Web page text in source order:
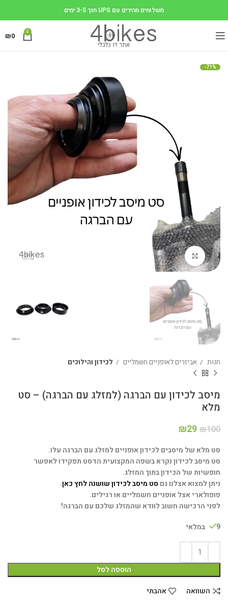
משלוחים מהירים עם UPS תוך 3-5 ימים
0
₪0
-71%
Click to enlarge
חנות אביזרים לאופניים חשמליים לכידון והילוכים
מיסב לכידון עם הברגה (למזלג עם הברגה) – סט
מלא
₪100
₪29
סט מלא של מיסבים לכידון אופניים למזלג עם הברגה עלו.
סט מיסב לכידון נקרא בשפה המקצועית הדסט תפקידו לאפשר
חופשיות של הכידון בתוך המזלג.
ניתן למצוא אצלנו גם סט מיסב לכידון שושנה לחץ כאן.
פופולארי אצל אופניים חשמליים או רגילים.
לפני הרכישה חשוב לוודא שהמזלג שלכם עם הברגה!
9 במלאי
הוספה לסל
השוואה
אהבתי